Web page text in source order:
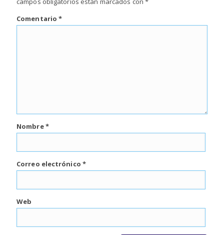
Comentario*
Nombre*
Correo electrónico *
Web